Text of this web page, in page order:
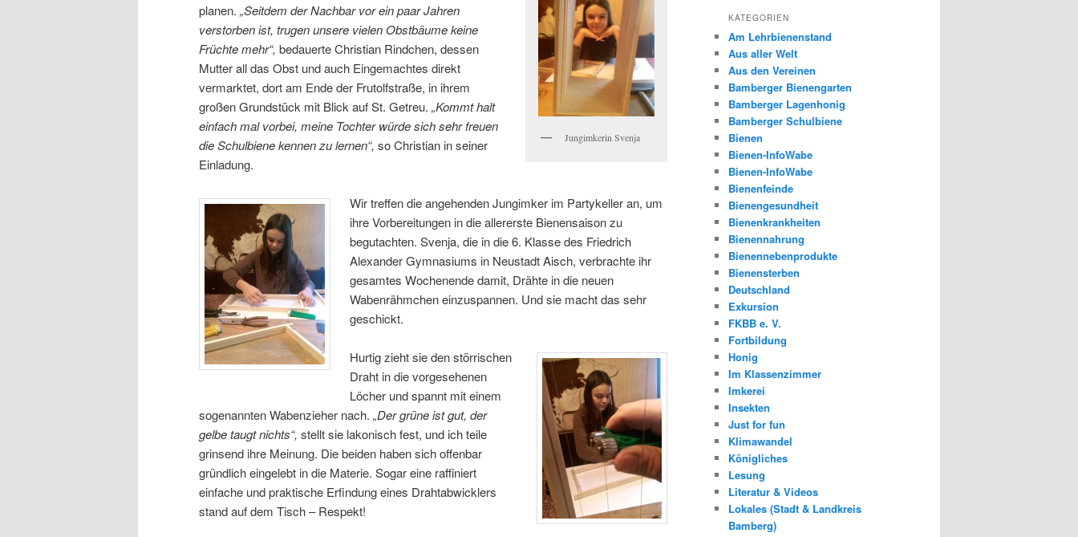
Jungimkerin Svenja
planen. „Seitdem der Nachbar vor ein paar Jahren
verstorben ist, trugen unsere vielen Obstbäume keine
Früchte mehr“, bedauerte Christian Rindchen, dessen
Mutter all das Obst und auch Eingemachtes direkt
vermarktet, dort am Ende der Frutolfstraße, in ihrem
großen Grundstück mit Blick auf St. Getreu. „Kommt halt
einfach mal vorbei, meine Tochter würde sich sehr freuen
die Schulbiene kennen zu lernen“, so Christian in seiner
Einladung.
Wir treffen die angehenden Jungimker im Partykeller an, um
ihre Vorbereitungen in die allererste Bienensaison zu
begutachten. Svenja, die in die 6. Klasse des Friedrich
Alexander Gymnasiums in Neustadt Aisch, verbrachte ihr
gesamtes Wochenende damit, Drähte in die neuen
Wabenrähmchen einzuspannen. Und sie macht das sehr
geschickt.
Hurtig zieht sie den störrischen
Draht in die vorgesehenen
Löcher und spannt mit einem
sogenannten Wabenzieher nach. „Der grüne ist gut, der
gelbe taugt nichts“, stellt sie lakonisch fest, und ich teile
grinsend ihre Meinung. Die beiden haben sich offenbar
gründlich eingelebt in die Materie. Sogar eine raffiniert
einfache und praktische Erfindung eines Drahtabwicklers
stand auf dem Tisch – Respekt!
KATEGORIEN
Am Lehrbienenstand
Aus aller Welt
Aus den Vereinen
Bamberger Bienengarten
Bamberger Lagenhonig
Bamberger Schulbiene
Bienen
Bienen-InfoWabe
Bienen-InfoWabe
Bienenfeinde
Bienengesundheit
Bienenkrankheiten
Bienennahrung
Bienennebenprodukte
Bienensterben
Deutschland
Exkursion
FKBB e. V.
Fortbildung
Honig
Im Klassenzimmer
Imkerei
Insekten
Just for fun
Klimawandel
Königliches
Lesung
Literatur & Videos
Lokales (Stadt & Landkreis
Bamberg)